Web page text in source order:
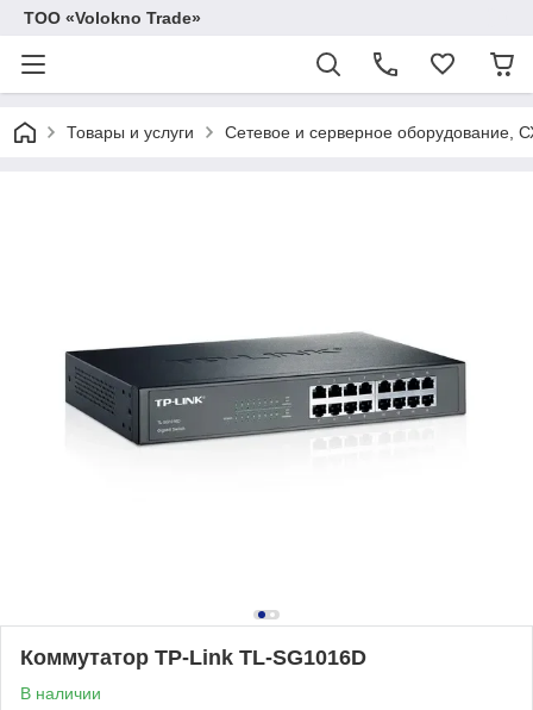
ТОО «Volokno Trade»
Товары и услуги Сетевое и серверное оборудование,
Коммутатор TP-Link TL-SG1016D
В наличии